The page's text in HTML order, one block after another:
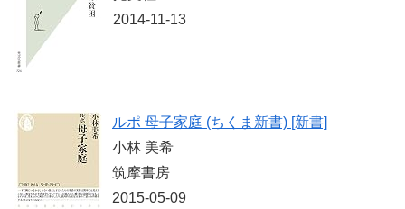
2014-11-13
ルポ 母子家庭 (ちくま新書) [新書]
小林 美希
筑摩書房
2015-05-09